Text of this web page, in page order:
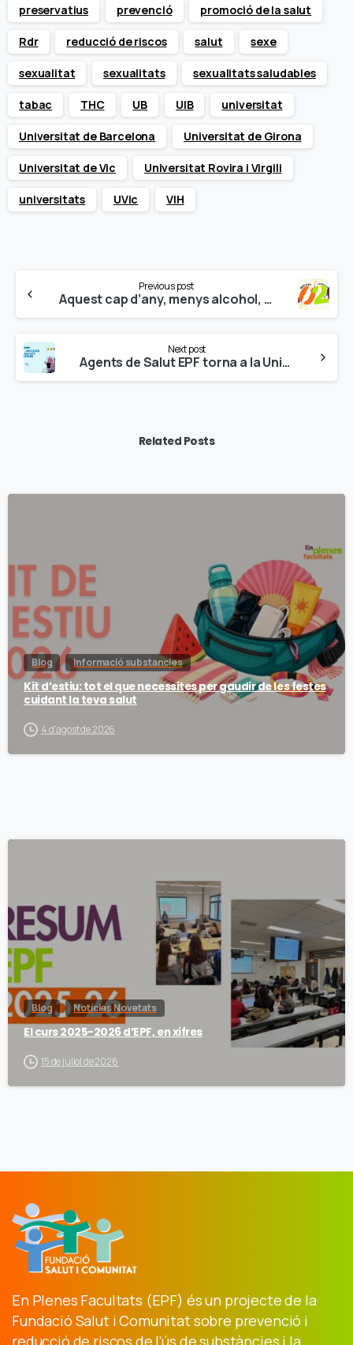
preservatius prevenció promoció de la salut
Rdr reducció de riscos salut sexe
sexualitat sexualitats sexualitats saludables
tabac THC UB UIB universitat
Universitat de Barcelona Universitat de Girona
Universitat de Vic Universitat Rovira i Virgili
universitats UVic VIH
Reading
Previous post
Aquest cap d’any, menys alcohol, més plaer!
Next post
Agents de Salut EPF torna a la Universitat Jaume I: nova edició al segon semestre
Related Posts
Blog Informació substancies
Kit d’estiu: tot el que necessites per gaudir de les festes
cuidant la teva salut
4 d'agost de 2026
Blog Notícies Novetats
El curs 2025-2026 d’EPF, en xifres
15 de juliol de 2026
En Plenes Facultats (EPF) és un projecte de la
Fundació Salut i Comunitat sobre prevenció i
reducció de riscos de l’ús de substàncies i la